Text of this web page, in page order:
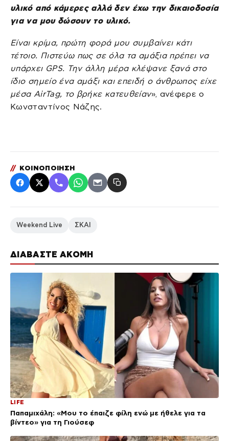
ΔΙΑΒΑΣΤΕ ΑΚΟΜΗ
LIFE
Παπαμιχάλη: «Μου το έπαιζε φίλη ενώ με ήθελε για τα
βίντεο» για τη Γιούσεφ
υλικό από κάμερες αλλά δεν έχω την δικαιοδοσία
για να μου δώσουν το υλικό.
Είναι κρίμα, πρώτη φορά μου συμβαίνει κάτι
τέτοιο. Πιστεύω πως σε όλα τα αμάξια πρέπει να
υπάρχει GPS. Την άλλη μέρα κλέψανε ξανά στο
ίδιο σημείο ένα αμάξι και επειδή ο άνθρωπος είχε
μέσα AirTag, το βρήκε κατευθείαν», ανέφερε ο
Κωνσταντίνος Νάζης.
// ΚΟΙΝΟΠΟΙΗΣΗ
Weekend Live ΣΚΑΙ